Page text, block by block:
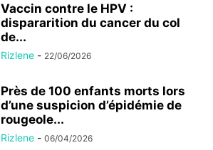
Vaccin contre le HPV :
dispararition du cancer du col
de...
Rizlene - 22/06/2026
Près de 100 enfants morts lors
d’une suspicion d’épidémie de
rougeole...
Rizlene - 06/04/2026